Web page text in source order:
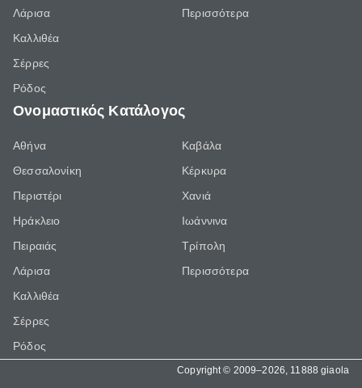
Λάρισα
Καλλιθέα
Σέρρες
Ρόδος
Περισσότερα
Ονομαστικός Κατάλογος
Αθήνα
Θεσσαλονίκη
Περιστέρι
Ηράκλειο
Πειραιάς
Λάρισα
Καλλιθέα
Σέρρες
Ρόδος
Καβάλα
Κέρκυρα
Χανιά
Ιωάννινα
Τρίπολη
Περισσότερα
Copyright © 2009–2026, 11888 giaola